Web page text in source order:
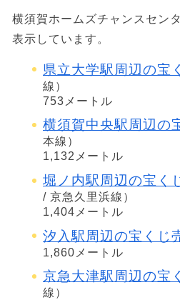
横須賀ホームズチャンスセン
表示しています。
県立大学駅周辺の宝
線）
753メートル
横須賀中央駅周辺の
本線）
1,132メートル
堀ノ内駅周辺の宝く
/ 京急久里浜線）
1,404メートル
汐入駅周辺の宝くじ
1,860メートル
京急大津駅周辺の宝
線）